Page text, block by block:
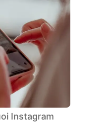
Instagram